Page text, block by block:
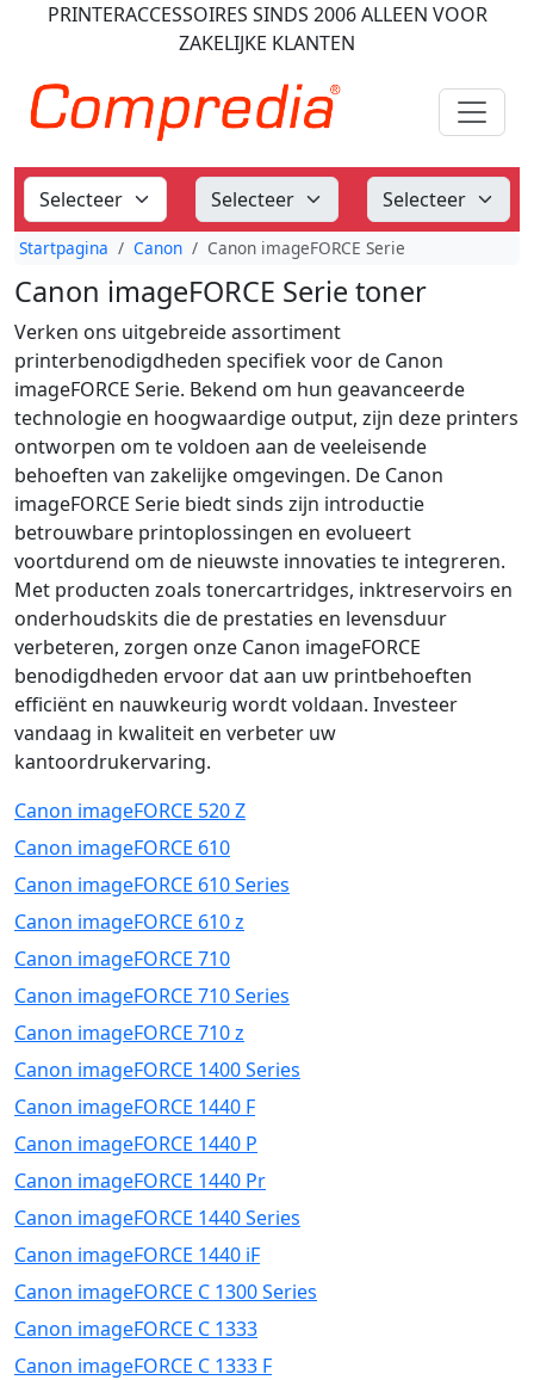
PRINTERACCESSOIRES SINDS 2006ALLEEN VOOR
ZAKELIJKE KLANTEN
Startpagina Canon Canon imageFORCE Serie
Canon imageFORCE Serie toner
Verken ons uitgebreide assortiment
printerbenodigdheden specifiek voor de Canon
imageFORCE Serie. Bekend om hun geavanceerde
technologie en hoogwaardige output, zijn deze printers
ontworpen om te voldoen aan de veeleisende
behoeften van zakelijke omgevingen. De Canon
imageFORCE Serie biedt sinds zijn introductie
betrouwbare printoplossingen en evolueert
voortdurend om de nieuwste innovaties te integreren.
Met producten zoals tonercartridges, inktreservoirs en
onderhoudskits die de prestaties en levensduur
verbeteren, zorgen onze Canon imageFORCE
benodigdheden ervoor dat aan uw printbehoeften
efficiënt en nauwkeurig wordt voldaan. Investeer
vandaag in kwaliteit en verbeter uw
kantoordrukervaring.
Canon imageFORCE 520 Z
Canon imageFORCE 610
Canon imageFORCE 610 Series
Canon imageFORCE 610 z
Canon imageFORCE 710
Canon imageFORCE 710 Series
Canon imageFORCE 710 z
Canon imageFORCE 1400 Series
Canon imageFORCE 1440 F
Canon imageFORCE 1440 P
Canon imageFORCE 1440 Pr
Canon imageFORCE 1440 Series
Canon imageFORCE 1440 iF
Canon imageFORCE C 1300 Series
Canon imageFORCE C 1333
Canon imageFORCE C 1333 F